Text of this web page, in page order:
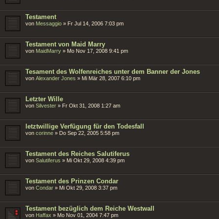
Testament
von Messaggio » Fr Jul 14, 2006 7:03 pm
Testament von Maid Marry
von MaidMarry » Mo Nov 17, 2008 9:41 pm
Tesament des Wolfenreiches unter dem Banner der Jones
von Alexander Jones » Mi Mär 28, 2007 6:10 pm
Letzter Wille
von Silvester » Fr Okt 31, 2008 1:27 am
letztwillige Verfügung für den Todesfall
von corinne » Do Sep 22, 2005 5:58 pm
Testament des Reiches Salutiferus
von Salutiferus » Mi Okt 29, 2008 4:39 pm
Testament des Prinzen Condar
von Condar » Mi Okt 29, 2008 3:37 pm
Testament bezüglich dem Reiche Westwall
von Haffax » Mo Nov 01, 2004 7:47 pm